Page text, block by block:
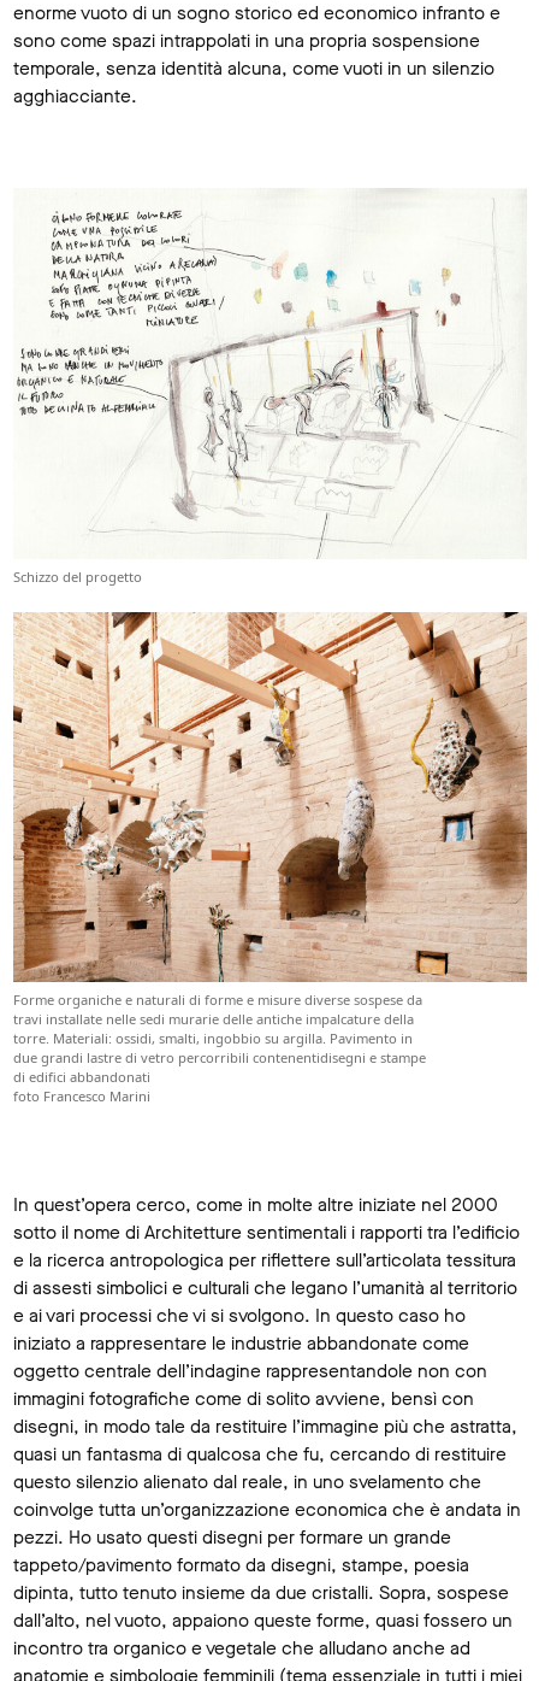
enorme vuoto di un sogno storico ed economico infranto e
sono come spazi intrappolati in una propria sospensione
temporale, senza identità alcuna, come vuoti in un silenzio
agghiacciante.
Schizzo del progetto
Forme organiche e naturali di forme e misure diverse sospese da
travi installate nelle sedi murarie delle antiche impalcature della
torre. Materiali: ossidi, smalti, ingobbio su argilla. Pavimento in
due grandi lastre di vetro percorribili contenentidisegni e stampe
di edifici abbandonati
foto Francesco Marini
In quest’opera cerco, come in molte altre iniziate nel 2000
sotto il nome di Architetture sentimentali i rapporti tra l’edificio
e la ricerca antropologica per riflettere sull’articolata tessitura
di assesti simbolici e culturali che legano l’umanità al territorio
e ai vari processi che vi si svolgono. In questo caso ho
iniziato a rappresentare le industrie abbandonate come
oggetto centrale dell’indagine rappresentandole non con
immagini fotografiche come di solito avviene, bensì con
disegni, in modo tale da restituire l’immagine più che astratta,
quasi un fantasma di qualcosa che fu, cercando di restituire
questo silenzio alienato dal reale, in uno svelamento che
coinvolge tutta un’organizzazione economica che è andata in
pezzi. Ho usato questi disegni per formare un grande
tappeto/pavimento formato da disegni, stampe, poesia
dipinta, tutto tenuto insieme da due cristalli. Sopra, sospese
dall’alto, nel vuoto, appaiono queste forme, quasi fossero un
incontro tra organico e vegetale che alludano anche ad
anatomie e simbologie femminili (tema essenziale in tutti i miei